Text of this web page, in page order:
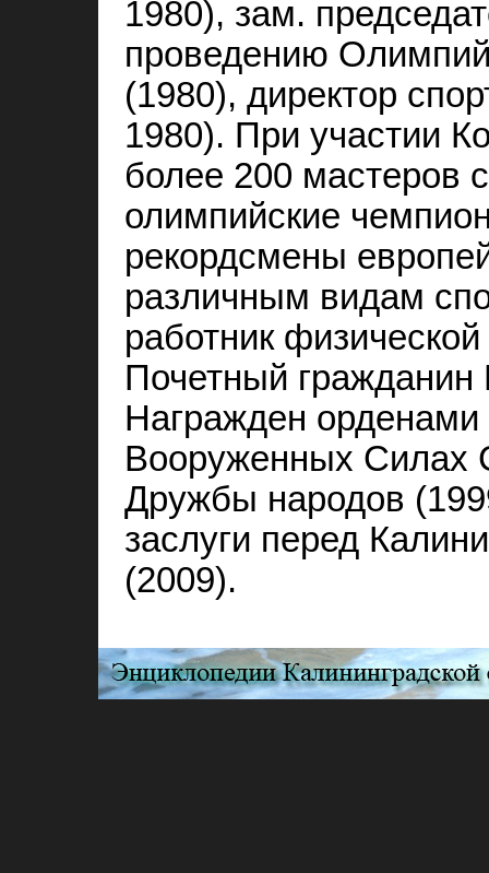
1980), зам.
проведению
(1980), директор
1980). При участии
более 200
олимпийские
рекордсмены
различным видам
работник
Почетный гражданин
Награжден
Вооруженных Силах
Дружбы народов
заслуги перед
(2009).